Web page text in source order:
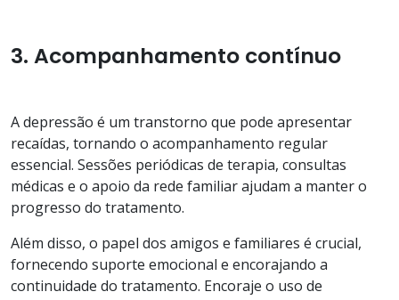
3. Acompanhamento contínuo
A depressão é um transtorno que pode apresentar
recaídas, tornando o acompanhamento regular
essencial. Sessões periódicas de terapia, consultas
médicas e o apoio da rede familiar ajudam a manter o
progresso do tratamento.
Além disso, o papel dos amigos e familiares é crucial,
fornecendo suporte emocional e encorajando a
continuidade do tratamento. Encoraje o uso de